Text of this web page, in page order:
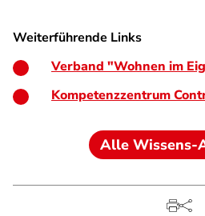
Weiterführende Links
Verband "Wohnen im
Kompetenzzentrum
Alle Wissens-